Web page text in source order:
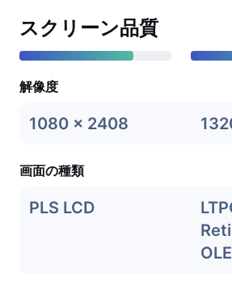
スクリーン品質
解像度
1080 x 2408
画面の種類
PLS LCD